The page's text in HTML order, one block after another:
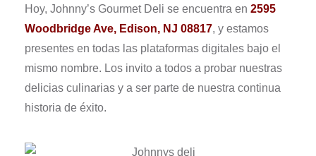
Hoy, Johnny’s Gourmet Deli se encuentra en 2595
Woodbridge Ave, Edison, NJ 08817, y estamos
presentes en todas las plataformas digitales bajo el
mismo nombre. Los invito a todos a probar nuestras
delicias culinarias y a ser parte de nuestra continua
historia de éxito.